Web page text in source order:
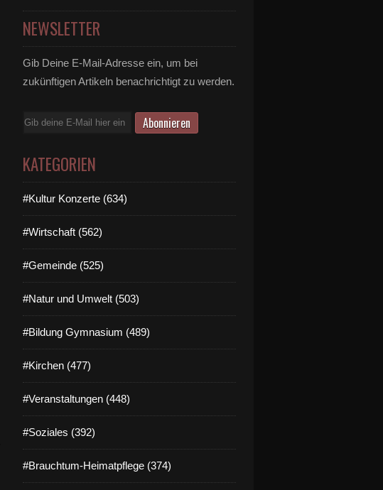
NEWSLETTER
Gib Deine E-Mail-Adresse ein, um bei
zukünftigen Artikeln benachrichtigt zu werden.
E-
KATEGORIEN
#Kultur Konzerte (634)
#Wirtschaft (562)
#Gemeinde (525)
#Natur und Umwelt (503)
#Bildung Gymnasium (489)
#Kirchen (477)
#Veranstaltungen (448)
#Soziales (392)
#Brauchtum-Heimatpflege (374)